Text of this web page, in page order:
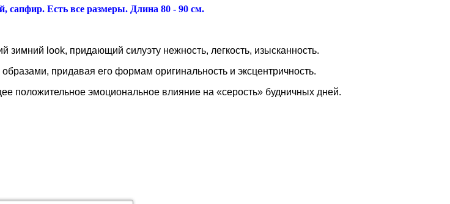
сапфир. Есть все размеры. Длина 80 - 90 см.
look, придающий силуэту нежность, легкость, изысканность.
придавая его формам оригинальность и эксцентричность.
положительное эмоциональное влияние на «серость» будничных дней.